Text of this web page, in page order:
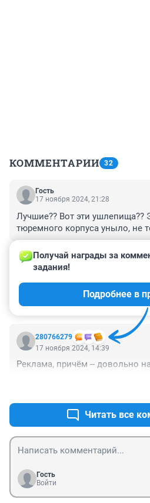
КОММЕНТАРИИ 32
Гость
17 ноября 2024, 21:28
Лучшие?? Вот эти ушлепища??
тюремного корпуса уныло, не
Гость
Свой дом лучше всего
280766279
Получай награды за
задания!
Подробнее в
17 ноября 2024, 14:39
Реклама, причём -- довольно
Читать все
Гость
Войти